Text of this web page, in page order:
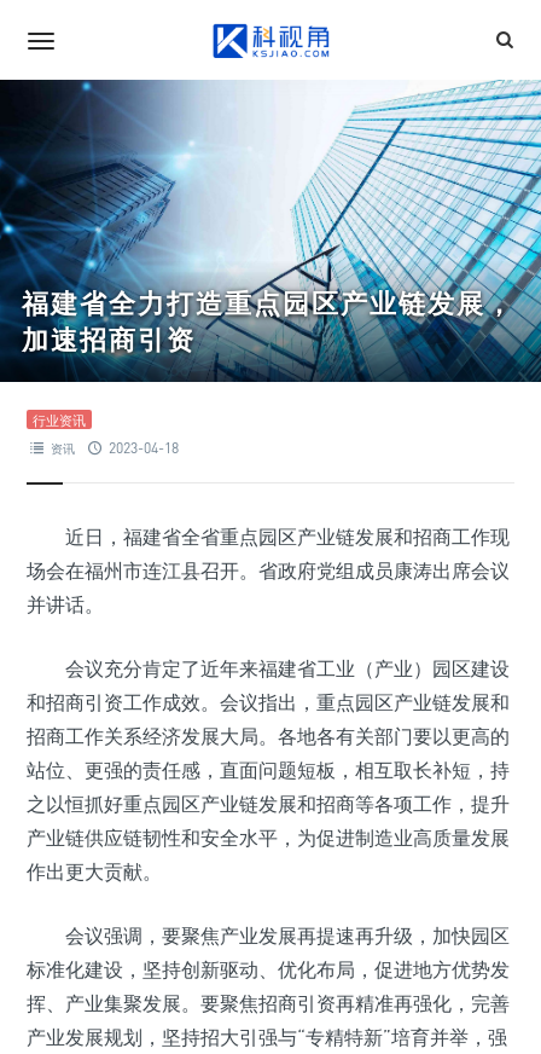
福建省全力打造重点园区产业链发展，
加速招商引资
行业资讯
资讯 2023-04-18
近日，福建省全省重点园区产业链发展和招商工作现
场会在福州市连江县召开。省政府党组成员康涛出席会议
并讲话。
会议充分肯定了近年来福建省工业（产业）园区建设
和招商引资工作成效。会议指出，重点园区产业链发展和
招商工作关系经济发展大局。各地各有关部门要以更高的
站位、更强的责任感，直面问题短板，相互取长补短，持
之以恒抓好重点园区产业链发展和招商等各项工作，提升
产业链供应链韧性和安全水平，为促进制造业高质量发展
作出更大贡献。
会议强调，要聚焦产业发展再提速再升级，加快园区
标准化建设，坚持创新驱动、优化布局，促进地方优势发
挥、产业集聚发展。要聚焦招商引资再精准再强化，完善
产业发展规划，坚持招大引强与“专精特新”培育并举，强